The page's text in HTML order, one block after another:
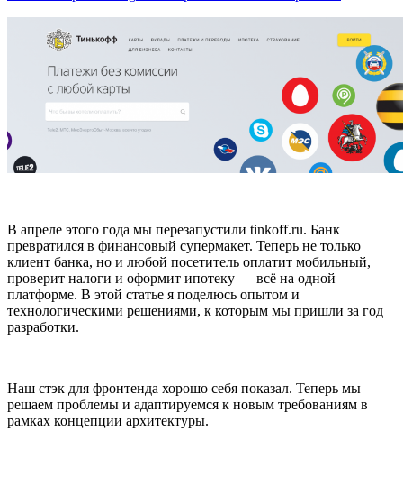
В апреле этого года мы перезапустили tinkoff.ru. Банк
превратился в финансовый супермакет. Теперь не только
клиент банка, но и любой посетитель оплатит мобильный,
проверит налоги и оформит ипотеку — всё на одной
платформе. В этой статье я поделюсь опытом и
технологическими решениями, к которым мы пришли за год
разработки.
Наш стэк для фронтенда хорошо себя показал. Теперь мы
решаем проблемы и адаптируемся к новым требованиям в
рамках концепции архитектуры.